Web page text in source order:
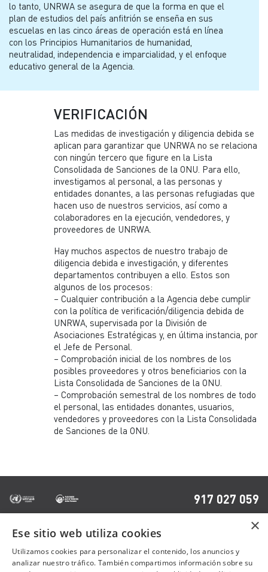
lo tanto, UNRWA se asegura de que la forma en que el
plan de estudios del país anfitrión se enseña en sus
escuelas en las cinco áreas de operación está en línea
con los Principios Humanitarios de humanidad,
neutralidad, independencia e imparcialidad, y el enfoque
educativo general de la Agencia.
VERIFICACIÓN
Las medidas de investigación y diligencia debida se
aplican para garantizar que UNRWA no se relaciona
con ningún tercero que figure en la Lista
Consolidada de Sanciones de la ONU. Para ello,
investigamos al personal, a las personas y
entidades donantes, a las personas refugiadas que
hacen uso de nuestros servicios, así como a
colaboradores en la ejecución, vendedores, y
proveedores de UNRWA.
Hay muchos aspectos de nuestro trabajo de
diligencia debida e investigación, y diferentes
departamentos contribuyen a ello. Estos son
algunos de los procesos:
– Cualquier contribución a la Agencia debe cumplir
con la política de verificación/diligencia debida de
UNRWA, supervisada por la División de
Asociaciones Estratégicas y, en última instancia, por
el Jefe de Personal.
– Comprobación inicial de los nombres de los
posibles proveedores y otros beneficiarios con la
Lista Consolidada de Sanciones de la ONU.
– Comprobación semestral de los nombres de todo
el personal, las entidades donantes, usuarios,
vendedores y proveedores con la Lista Consolidada
de Sanciones de la ONU.
917 027 059
OTRAS PÁGINAS
×
Ese sitio web utiliza cookies
Utilizamos cookies para personalizar el contenido, los anuncios y
analizar nuestro tráfico. También compartimos información sobre su